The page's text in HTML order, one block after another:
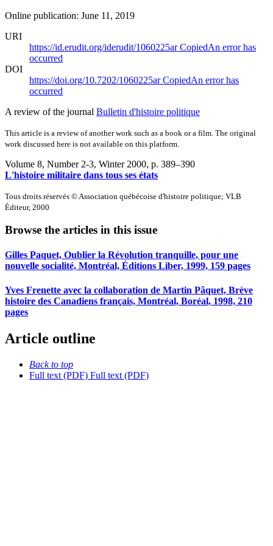
Online publication: June 11, 2019
URI
https://id.erudit.org/iderudit/1060225arCopiedAn error has
occurred
DOI
https://doi.org/10.7202/1060225arCopiedAn error has
occurred
A review of the journal Bulletin d'histoire politique
This article is a review of another work such as a book or a film. The original
work discussed here is not available on this platform.
Volume 8, Number 2-3, Winter 2000, p. 389–390
L'histoire militaire dans tous ses états
Tous droits réservés © Association québécoise d'histoire politique; VLB
Éditeur, 2000
Browse the articles in this issue
Gilles Paquet, Oublier la Révolution tranquille, pour une
nouvelle socialité, Montréal, Éditions Liber, 1999, 159 pages
Yves Frenette avec la collaboration de Martin Pâquet, Brève
histoire des Canadiens français, Montréal, Boréal, 1998, 210
pages
Article outline
Back to top
Full text (PDF) Full text (PDF)